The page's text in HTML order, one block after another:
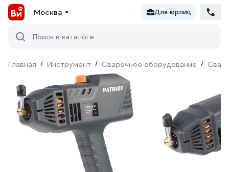
Москва Для юрлиц
Поиск в каталоге
Главная / Инструмент / Сварочное оборудование /